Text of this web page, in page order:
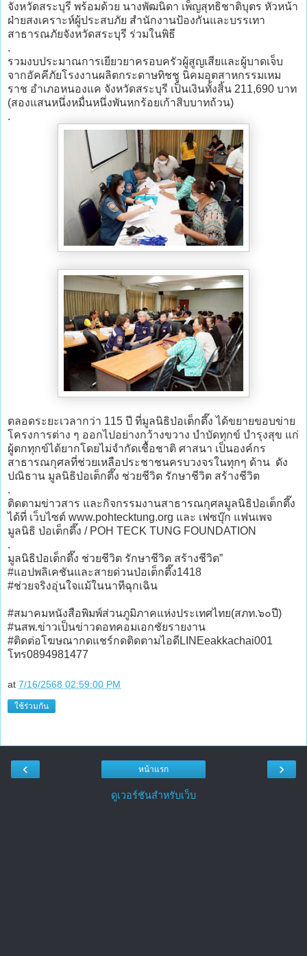
จังหวัดสระบุรี พร้อมด้วย นางพัฒนิดา เพ็ญสุทธิชาติบุตร หัวหน้า
ฝ่ายสงเคราะห์ผู้ประสบภัย สำนักงานป้องกันและบรรเทา
สาธารณภัยจังหวัดสระบุรี ร่วมในพิธี
.
รวมงบประมาณการเยียวยาครอบครัวผู้สูญเสียและผู้บาดเจ็บ
จากอัคคีภัยโรงงานผลิตกระดาษทิชชู นิคมอุตสาหกรรมเหม
ราช อำเภอหนองแค จังหวัดสระบุรี เป็นเงินทั้งสิ้น 211,690 บาท
(สองแสนหนึ่งหมื่นหนึ่งพันหกร้อยเก้าสิบบาทถ้วน)
.
ตลอดระยะเวลากว่า 115 ปี ที่มูลนิธิป่อเต็กตึ๊ง ได้ขยายขอบข่าย
โครงการต่าง ๆ ออกไปอย่างกว้างขวาง บำบัดทุกข์ บำรุงสุข แก่
ผู้ตกทุกข์ได้ยากโดยไม่จำกัดเชื้อชาติ ศาสนา เป็นองค์กร
สาธารณกุศลที่ช่วยเหลือประชาชนครบวงจรในทุกๆ ด้าน ดัง
ปณิธาน มูลนิธิป่อเต็กตึ๊ง ช่วยชีวิต รักษาชีวิต สร้างชีวิต
.
ติดตามข่าวสาร และกิจกรรมงานสาธารณกุศลมูลนิธิป่อเต็กตึ๊ง
ได้ที่ เว็บไซต์ www.pohtecktung.org และ เฟซบุ๊ก แฟนเพจ
มูลนิธิ ป่อเต็กตึ๊ง / POH TECK TUNG FOUNDATION
.
มูลนิธิป่อเต็กตึ๊ง ช่วยชีวิต รักษาชีวิต สร้างชีวิต”
#แอปพลิเคชันและสายด่วนป่อเต็กตึ๊ง1418
#ช่วยจริงอุ่นใจแม้ในนาทีฉุกเฉิน
#สมาคมหนังสือพิมพ์ส่วนภูมิภาคแห่งประเทศไทย(สภท.๖๐ปี)
#นสพ.ข่าวเป็นข่าวดอทคอมเอกชัยรายงาน
#ติดต่อโฆษณากดแชร์กดติดตามไอดีLINEeakkachai001
โทร0894981477
at 7/16/2568 02:59:00 PM
ใช้ร่วมกัน
‹ ›
หน้าแรก
ดูเวอร์ชันสำหรับเว็บ